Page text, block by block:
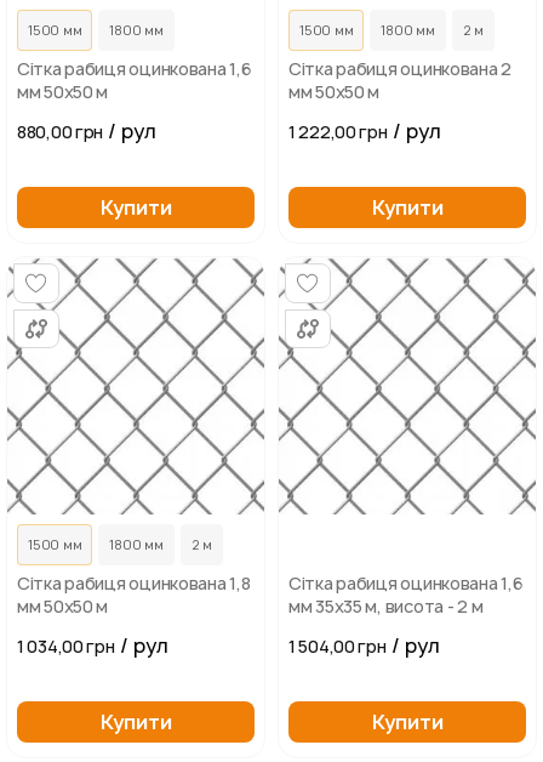
1500 мм 1800 мм
Сітка рабиця оцинкована 1,6
мм 50х50 м
880,00 грн / рул
Купити
1500 мм 1800 мм 2 м
Сітка рабиця оцинкована 2
мм 50х50 м
1 222,00 грн / рул
Купити
1500 мм 1800 мм 2 м
Сітка рабиця оцинкована 1,8
мм 50х50 м
1 034,00 грн / рул
Купити
Сітка рабиця оцинкована 1,6
мм 35х35 м, висота - 2 м
1 504,00 грн / рул
Купити